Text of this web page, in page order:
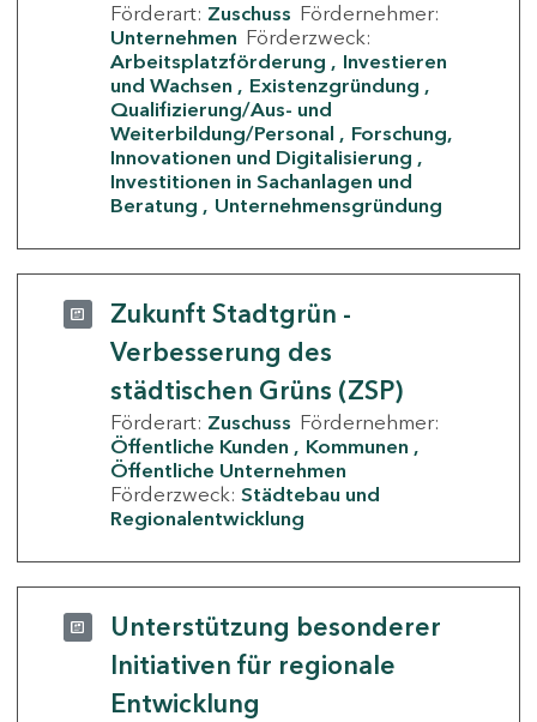
Förderart: Zuschuss Fördernehmer:
Unternehmen Förderzweck:
Arbeitsplatzförderung
Investieren
und Wachsen
Existenzgründung
Qualifizierung/Aus- und
Weiterbildung/Personal
Forschung,
Innovationen und Digitalisierung
Investitionen in Sachanlagen und
Beratung
Unternehmensgründung
Zukunft Stadtgrün -
Verbesserung des
städtischen Grüns (ZSP)
Förderart: Zuschuss Fördernehmer:
Öffentliche Kunden
Kommunen
Öffentliche Unternehmen
Förderzweck: Städtebau und
Regionalentwicklung
Unterstützung besonderer
Initiativen für regionale
Entwicklung